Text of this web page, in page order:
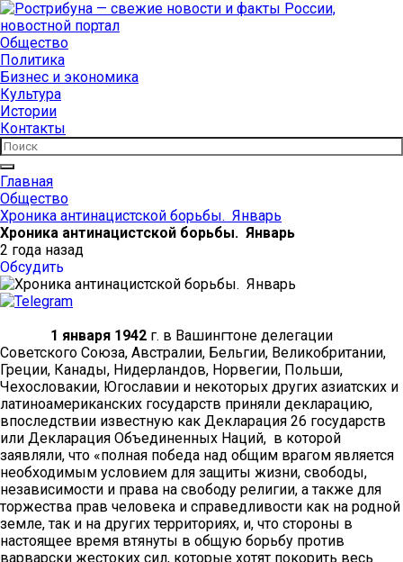
Общество
Политика
Бизнес и экономика
Культура
Истории
Контакты
Главная
Общество
Хроника антинацистской борьбы. Январь
Хроника антинацистской борьбы. Январь
2 года назад
Обсудить
1 января 1942 г. в Вашингтоне делегации
Советского Союза, Австралии, Бельгии, Великобритании,
Греции, Канады, Нидерландов, Норвегии, Польши,
Чехословакии, Югославии и некоторых других азиатских и
латиноамериканских государств приняли декларацию,
впоследствии известную как Декларация 26 государств
или Декларация Объединенных Наций, в которой
заявляли, что «полная победа над общим врагом является
необходимым условием для защиты жизни, свободы,
независимости и права на свободу религии, а также для
торжества прав человека и справедливости как на родной
земле, так и на других территориях, и, что стороны в
настоящее время втянуты в общую борьбу против
варварски жестоких сил, которые хотят покорить весь